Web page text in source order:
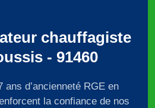
chauffagiste
- 91460
d’ancienneté RGE en
la confiance de nos